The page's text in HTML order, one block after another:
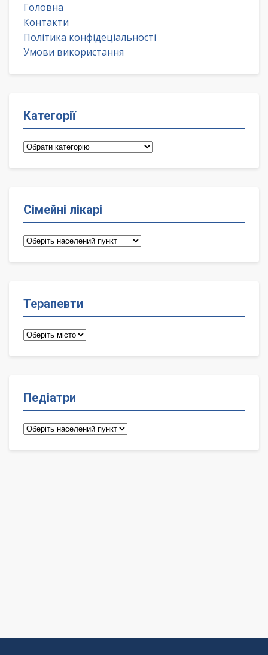
Головна
Контакти
Політика конфідеціальності
Умови використання
Категорії
Категорії
Сімейні лікарі
Сімейні
Терапевти
Терапевти
Педіатри
Педіатри